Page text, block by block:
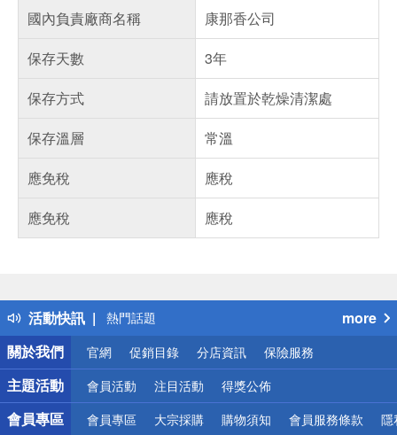
國內負責廠商名稱
康那香公司
保存天數
3年
保存方式
請放置於乾燥清潔處
保存溫層
常溫
應免稅
應稅
應免稅
應稅
活動快訊
得獎公告
熱門話題
銀行優惠
偏遠地區配送
詐騙網頁！請小心！
more
關於我們
官網 促銷目錄 分店資訊 保險服務
主題活動 會員活動 注目活動 得獎公佈
會員專區 會員專區 大宗採購 購物須知 會員服務條款 隱